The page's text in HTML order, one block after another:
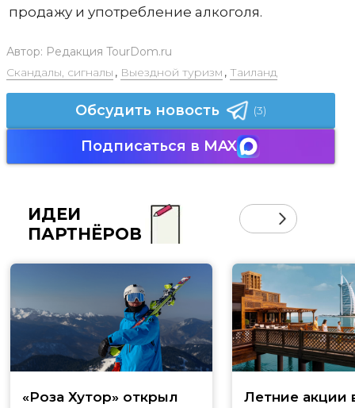
продажу и употребление алкоголя.
Автор: Редакция TourDom.ru
Скандалы, сигналы , Выездной туризм , Таиланд
Обсудить новость (3)
Подписаться в MAX
ИДЕИ
ПАРТНЁРОВ
«Роза Хутор» открыл
Летние акции